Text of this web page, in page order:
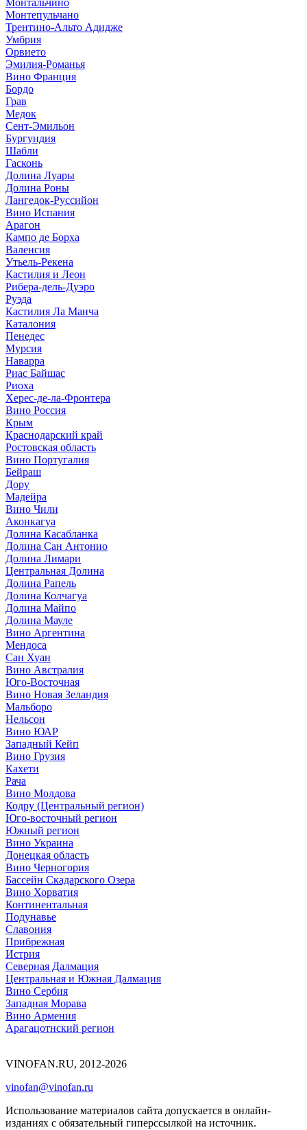
Монтальчино
Монтепульчано
Трентино-Альто Адидже
Умбрия
Орвието
Эмилия-Романья
Вино Франция
Бордо
Грав
Медок
Сент-Эмильон
Бургундия
Шабли
Гасконь
Долина Луары
Долина Роны
Лангедок-Руссийон
Вино Испания
Арагон
Кампо де Борха
Валенсия
Утьель-Рекена
Кастилия и Леон
Рибера-дель-Дуэро
Руэда
Кастилия Ла Манча
Каталония
Пенедес
Мурсия
Наварра
Риас Байшас
Риоха
Херес-де-ла-Фронтера
Вино Россия
Крым
Краснодарский край
Ростовская область
Вино Португалия
Бейраш
Дору
Мадейра
Вино Чили
Аконкагуа
Долина Касабланка
Долина Сан Антонио
Долина Лимари
Центральная Долина
Долина Рапель
Долина Колчагуа
Долина Майпо
Долина Мауле
Вино Аргентина
Мендоса
Сан Хуан
Вино Австралия
Юго-Восточная
Вино Новая Зеландия
Мальборо
Нельсон
Вино ЮАР
Западный Кейп
Вино Грузия
Кахети
Рача
Вино Молдова
Кодру (Центральный регион)
Юго-восточный регион
Южный регион
Вино Украина
Донецкая область
Вино Черногория
Бассейн Скадарского Озера
Вино Хорватия
Континентальная
Подунавье
Славония
Прибрежная
Истрия
Северная Далмация
Центральная и Южная Далмация
Вино Сербия
Западная Морава
Вино Армения
Арагацотнский регион
VINOFAN.RU, 2012-2026
vinofan@vinofan.ru
Использование материалов сайта допускается в онлайн-
изданиях с обязательный гиперссылкой на источник.